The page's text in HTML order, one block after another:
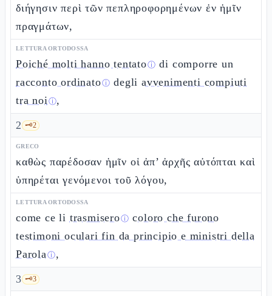
διήγησιν περὶ τῶν πεπληροφορημένων ἐν ἡμῖν
πραγμάτων,
LETTURA ORTODOSSA
Poiché molti hanno tentatoⓘ di comporre un
racconto ordinatoⓘ degliavvenimenti compiuti
tra noiⓘ,
2 🗝️2
GRECO
καθὼς παρέδοσαν ἡμῖν οἱ ἀπ’ ἀρχῆς αὐτόπται καὶ
ὑπηρέται γενόμενοι τοῦ λόγου,
LETTURA ORTODOSSA
come ce li trasmiseroⓘ coloro che furono
testimoni oculari fin da principio e ministri della
Parolaⓘ,
3 🗝️3